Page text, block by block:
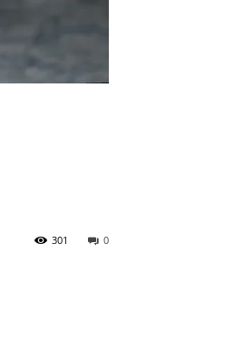
0
301